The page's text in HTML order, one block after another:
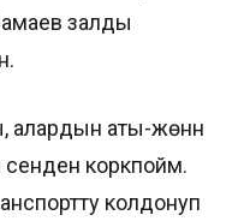
залды
алардын аты-жөнүн
сенден коркпойм.
колдонуп